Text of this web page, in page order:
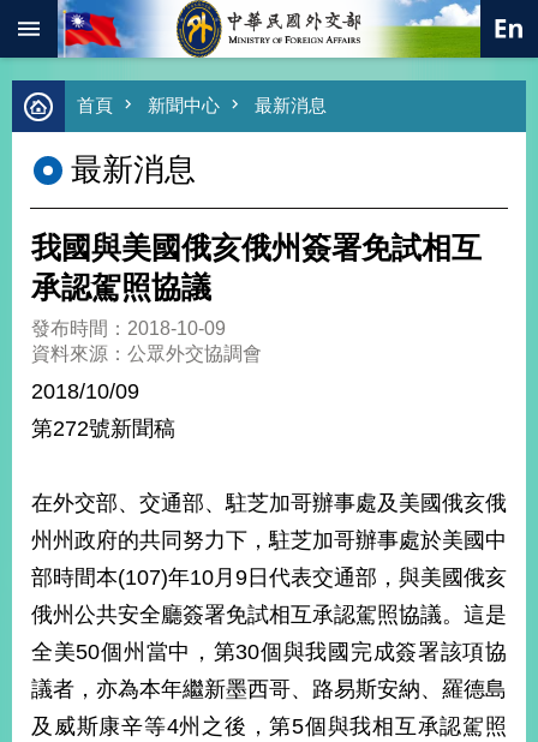
跳到主要內容區塊
進
階
尋
熱
總
合
外
價
外
交
經
濟
不
落
國
海
首頁 新聞中心 最新消息
最新消息
我國與美國俄亥俄州簽署免試相互
承認駕照協議
發布時間：2018-10-09
資料來源：公眾外交協調會
2018/10/09
第272號新聞稿
在外交部、交通部、駐芝加哥辦事處及美國俄亥俄
州州政府的共同努力下，駐芝加哥辦事處於美國中
部時間本(107)年10月9日代表交通部，與美國俄亥
俄州公共安全廳簽署免試相互承認駕照協議。這是
全美50個州當中，第30個與我國完成簽署該項協
議者，亦為本年繼新墨西哥、路易斯安納、羅德島
及威斯康辛等4州之後，第5個與我相互承認駕照